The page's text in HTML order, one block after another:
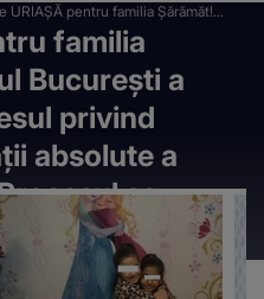
URIAȘĂ pentru familia Șărămăt!
București a admis astăzi
privind constatarea nulității
a adopției Sorinei! ”Procesul se
EXCLUSIV
familia
București a
privind
absolute a
se